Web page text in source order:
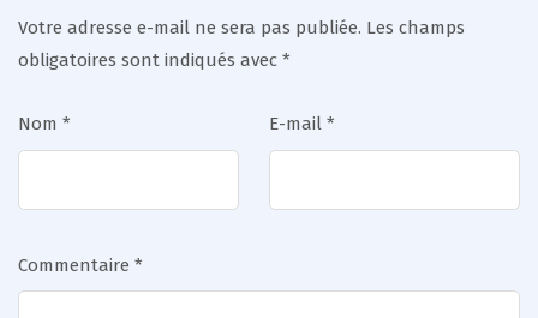
Votre adresse e-mail ne sera pas publiée. Les champs
obligatoires sont indiqués avec *
Nom * E-mail *
Commentaire *